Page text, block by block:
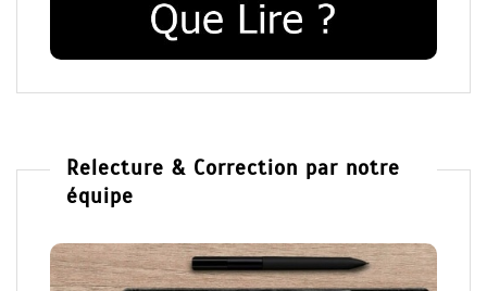
Relecture & Correction par notre
équipe